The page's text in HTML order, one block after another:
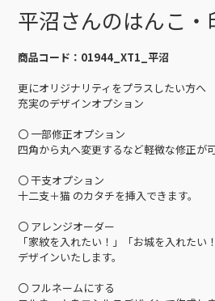
平沼さんのはんこ・
商品コード： 01944_XT1_平沼
更にオリジナリティをプラスしたい方へ
充実のデザインオプション
〇 一部修正オプション
四角から丸へ変更するなど軽微な修正が可
〇 干支オプション
十二支＋猫 のカタチを挿入できます。
〇 アレンジオーダー
「家紋を入れたい！」「お城を入れたい
デザインいたします。
〇 フルネームにする